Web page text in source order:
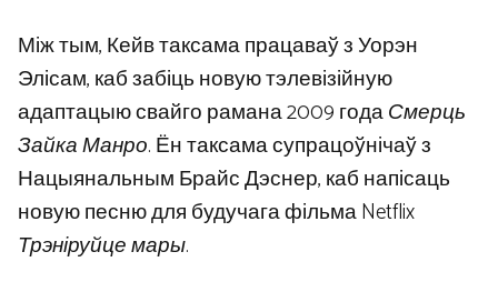
Між тым, Кейв таксама працаваў з Уорэн
Элісам, каб забіць новую тэлевізійную
адаптацыю свайго рамана 2009 годаСмерць
Зайка Манро. Ён таксама супрацоўнічаў з
Нацыянальным Брайс Дэснер, каб напісаць
новую песню для будучага фільма Netflix
Трэніруйце мары.